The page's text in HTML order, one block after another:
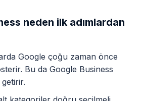
neden ilk adımlardan
Google çoğu zaman önce
Bu da Google Business